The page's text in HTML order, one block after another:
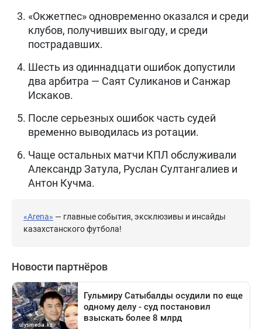
«Окжетпес» одновременно оказался и среди
клубов, получивших выгоду, и среди
пострадавших.
Шесть из одиннадцати ошибок допустили
два арбитра — Саят Суликанов и Санжар
Искаков.
После серьезных ошибок часть судей
временно выводилась из ротации.
Чаще остальных матчи КПЛ обслуживали
Александр Затула, Руслан Султангалиев и
Антон Кучма.
«Arena» — главные события, эксклюзивы и инсайды
казахстанского футбола!